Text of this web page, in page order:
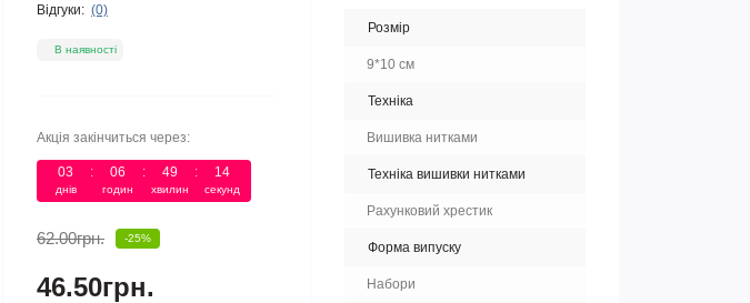
Відгуки: (0)
В наявності
Акція закінчиться через:
03
днів
: 06
годин
: 49
хвилин
: 13
секунд
62.00грн. -25%
46.50грн.
Розмір
9*10 см
Техніка
Вишивка нитками
Техніка вишивки нитками
Рахунковий хрестик
Форма випуску
Набори